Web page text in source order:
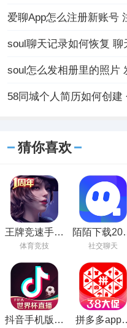
爱聊App怎么注册新账号
soul聊天记录如何恢复 聊
soul怎么发相册里的照片
58同城个人简历如何创
猜你喜欢
王牌竞速手游
下载
体育竞技
陌陌下载
最新安装版本
社交聊天
抖音手机版在
拼多多app